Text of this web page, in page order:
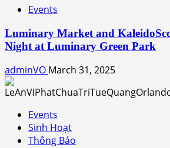
Events
Luminary Market and
Night at Luminary Green Park
adminVO March 31, 2025
Events
Sinh Hoạt
Thông Báo